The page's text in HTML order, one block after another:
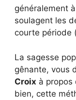
généralement
soulagent les
courte période
La sagesse
gênante, vous
Croix à propos
bien, cette